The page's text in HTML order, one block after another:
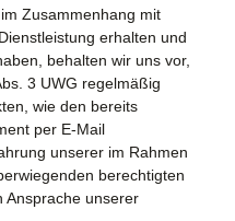
Zusammenhang mit
erhalten und
behalten wir uns vor,
3 UWG regelmäßig
wie den bereits
per E-Mail
unserer im Rahmen
berechtigten
Ansprache unserer